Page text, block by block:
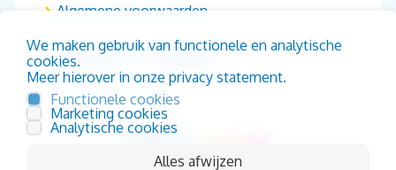
Algemene voorwaarden
Privacy & cookies
Privacy & cookies
We maken gebruik van functionele en analytische
cookies.
Meer hierover in onze privacy statement.
Functionele cookies
Marketing cookies
Analytische cookies
Alles afwijzen